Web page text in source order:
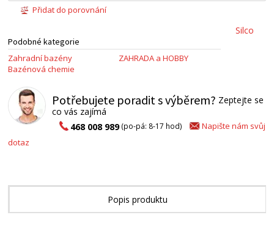
Přidat do porovnání
Podobné kategorie
Zahradní bazény
Bazénová chemie
ZAHRADA a HOBBY
Silco
Potřebujete poradit s výběrem? Zeptejte se
co vás zajímá
468 008 989(po-pá: 8-17 hod)
Napište nám svůj
dotaz
Popis produktu